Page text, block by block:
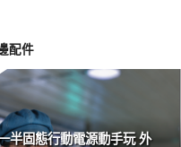
配件
半固態行動電源動手玩 外